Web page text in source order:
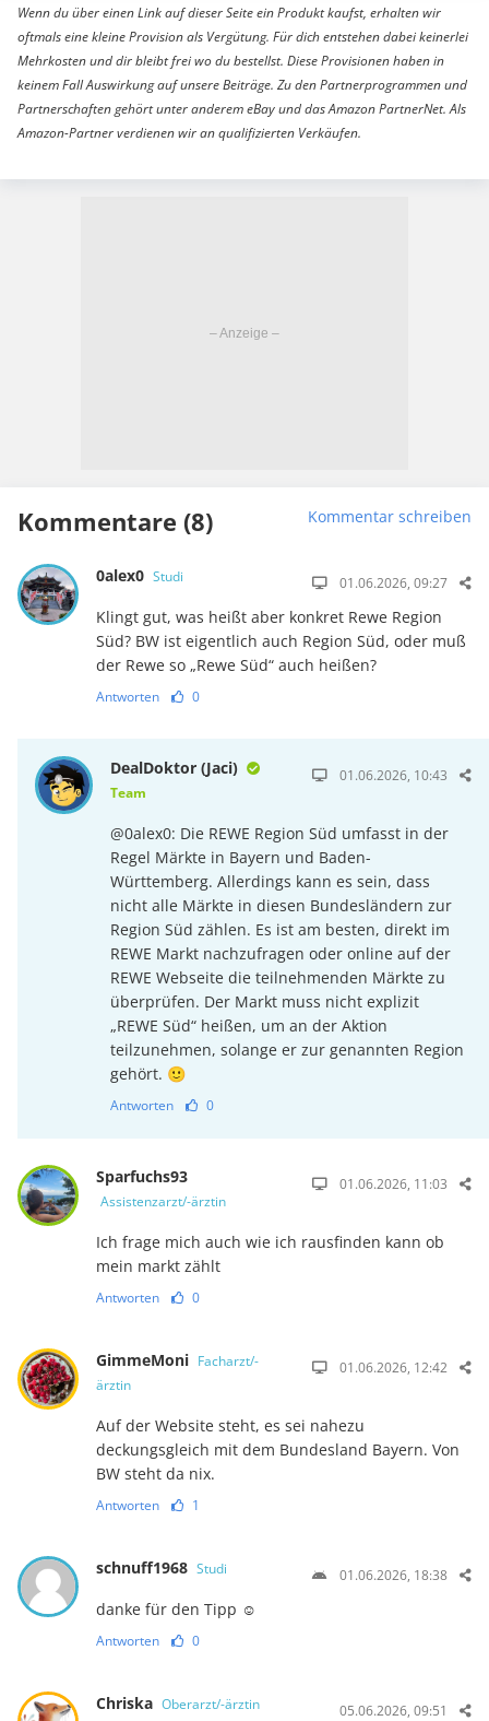
Wenn du über einen Link auf dieser Seite ein Produkt kaufst, erhalten wir
oftmals eine kleine Provision als Vergütung. Für dich entstehen dabei keinerlei
Mehrkosten und dir bleibt frei wo du bestellst. Diese Provisionen haben in
keinem Fall Auswirkung auf unsere Beiträge. Zu den Partnerprogrammen und
Partnerschaften gehört unter anderem eBay und das Amazon PartnerNet. Als
Amazon-Partner verdienen wir an qualifizierten Verkäufen.
Kommentare (8) Kommentar schreiben
0alex0 Studi 01.06.2026, 09:27
Klingt gut, was heißt aber konkret Rewe Region
Süd? BW ist eigentlich auch Region Süd, oder muß
der Rewe so „Rewe Süd“ auch heißen?
Antworten 0
DealDoktor (Jaci)
Team
01.06.2026, 10:43
@0alex0: Die REWE Region Süd umfasst in der
Regel Märkte in Bayern und Baden-
Württemberg. Allerdings kann es sein, dass
nicht alle Märkte in diesen Bundesländern zur
Region Süd zählen. Es ist am besten, direkt im
REWE Markt nachzufragen oder online auf der
REWE Webseite die teilnehmenden Märkte zu
überprüfen. Der Markt muss nicht explizit
„REWE Süd“ heißen, um an der Aktion
teilzunehmen, solange er zur genannten Region
gehört. 🙂
Antworten 0
Sparfuchs93
Assistenzarzt/-ärztin
01.06.2026, 11:03
Ich frage mich auch wie ich rausfinden kann ob
mein markt zählt
Antworten 0
GimmeMoni Facharzt/-
ärztin
01.06.2026, 12:42
Auf der Website steht, es sei nahezu
deckungsgleich mit dem Bundesland Bayern. Von
BW steht da nix.
Antworten 1
schnuff1968 Studi 01.06.2026, 18:38
danke für den Tipp ☺️
Antworten 0
Chriska Oberarzt/-ärztin 05.06.2026, 09:51